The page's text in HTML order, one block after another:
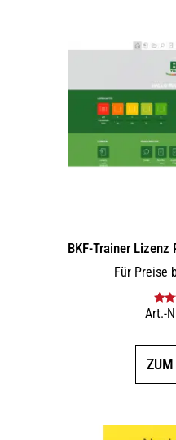
BKF-Trainer
Für Preise
Art.-